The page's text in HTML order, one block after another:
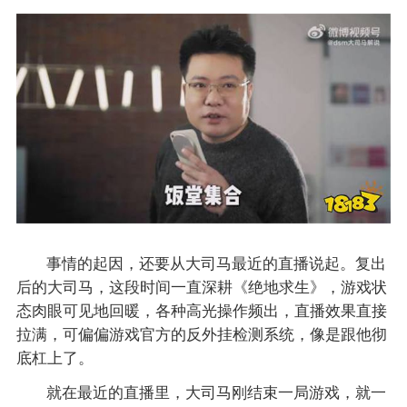
事情的起因，还要从大司马最近的直播说起。复出
后的大司马，这段时间一直深耕《绝地求生》，游戏状
态肉眼可见地回暖，各种高光操作频出，直播效果直接
拉满，可偏偏游戏官方的反外挂检测系统，像是跟他彻
底杠上了。
就在最近的直播里，大司马刚结束一局游戏，就一